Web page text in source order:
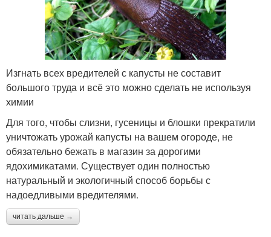
Изгнать всех вредителей с капусты не составит
большого труда и всё это можно сделать не используя
химии
Для того, чтобы слизни, гусеницы и блошки прекратили
уничтожать урожай капусты на вашем огороде, не
обязательно бежать в магазин за дорогими
ядохимикатами. Существует один полностью
натуральный и экологичный способ борьбы с
надоедливыми вредителями.
читать дальше →